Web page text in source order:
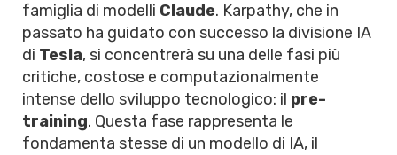
famiglia di modelli Claude. Karpathy, che in
passato ha guidato con successo la divisione IA
di Tesla, si concentrerà su una delle fasi più
critiche, costose e computazionalmente
intense dello sviluppo tecnologico: il pre-
training. Questa fase rappresenta le
fondamenta stesse di un modello di IA, il